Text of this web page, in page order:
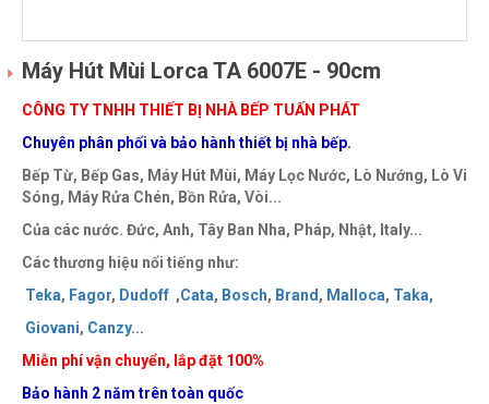
Máy Hút Mùi Lorca TA 6007E - 90cm
CÔNG TY TNHH THIẾT BỊ NHÀ BẾP TUẤN PHÁT
Chuyên phân phối và bảo hành thiết bị nhà bếp.
Bếp Từ, Bếp Gas, Máy Hút Mùi, Máy Lọc Nước, Lò Nướng, Lò Vi
Sóng, Máy Rửa Chén, Bồn Rửa, Vòi...
Của các nước. Đức, Anh, Tây Ban Nha, Pháp, Nhật, Italy...
Các thương hiệu nổi tiếng như:
Teka, Fagor, Dudoff ,Cata, Bosch, Brand, Malloca, Taka,
Giovani, Canzy...
Miễn phí vận chuyển, lắp đặt 100%
Bảo hành 2 năm trên toàn quốc